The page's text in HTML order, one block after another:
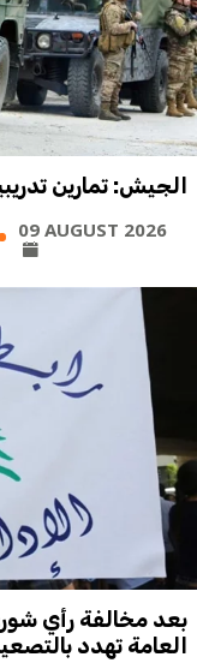
الجيش: تمارين
09 AUGUST 2026
بعد مخالفة رأي
العامة تهدد